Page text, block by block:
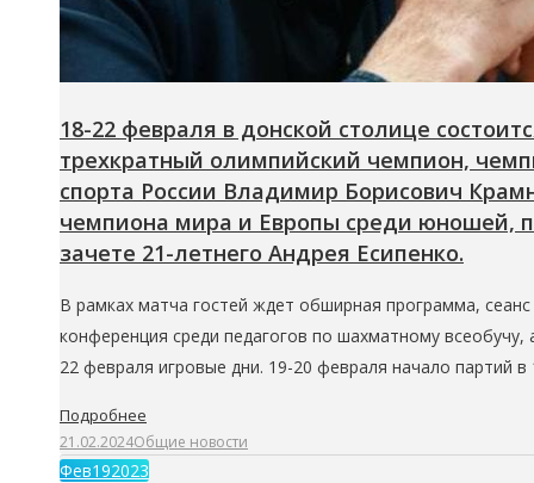
18-22 февраля в донской столице
трехкратный олимпийский чемпион,
спорта России Владимир Борисович
чемпиона мира и Европы среди юношей,
зачете 21-летнего Андрея Есипенко.
В рамках матча гостей ждет обширная программа,
конференция среди педагогов по шахматному
22 февраля игровые дни. 19-20 февраля начало партий
Подробнее
21.02.2024Общие новости
Фев192023